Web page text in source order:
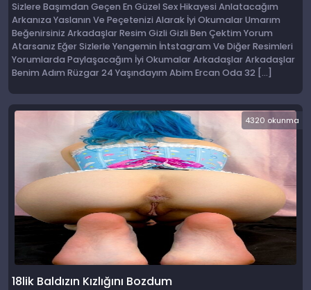
Sizlere Başımdan Geçen En Güzel Sex Hikayesi Anlatacağım
Arkanıza Yaslanın Ve Peçetenizi Alarak İyi Okumalar Umarım
Beğenirsiniz Arkadaşlar Resim Gizli Gizli Ben Çektim Yorum
Atarsanız Eğer Sizlerle Yengemin İntstagram Ve Diğer Resimleri
Yorumlarda Paylaşacağım İyi Okumalar Arkadaşlar Arkadaşlar
Benim Adım Rüzgar 24 Yaşındayım Abim Ercan Oda 32 […]
4320 okunma
18lik Baldızın Kızlığını Bozdum